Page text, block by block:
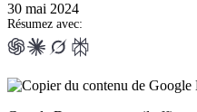
30 mai 2024
Résumez avec: